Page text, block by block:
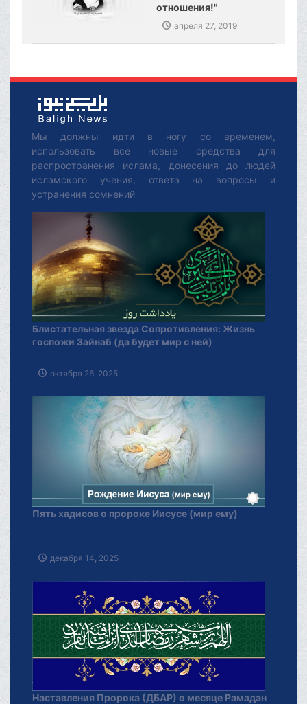
отношения!"
апреля 27, 2019
Мы должны идти в ногу со временем,
использовать все новые средства для
распространения ислама, донесения до людей
исламского учения, ответа на вопросы и
устранения сомнений
Блистательная звезда Сопротивления: Жизнь
госпожи Зайнаб (да будет мир с ней)
октября 26, 2025
Пять хадисов о пророке Иисусе (мир ему)
декабря 14, 2025
Наставления Пророка (ДБАР) о месяце Рамадан